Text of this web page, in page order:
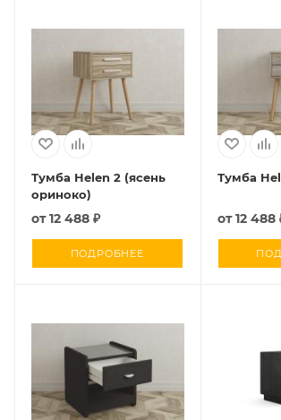
Тумба Helen 2 (ясень
ориноко)
от12 488 ₽
ПОДРОБНЕЕ
Тумба
от12 488